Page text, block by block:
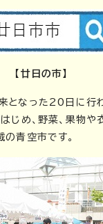
【廿日の市】
となった20日に行
はじめ、野菜、果物
の青空市です。